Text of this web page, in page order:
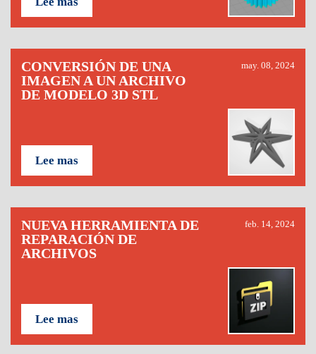
CONVERSIÓN DE UNA
IMAGEN A UN ARCHIVO
DE MODELO 3D STL
may. 08, 2024
Lee mas
NUEVA HERRAMIENTA DE
REPARACIÓN DE
ARCHIVOS
feb. 14, 2024
Lee mas